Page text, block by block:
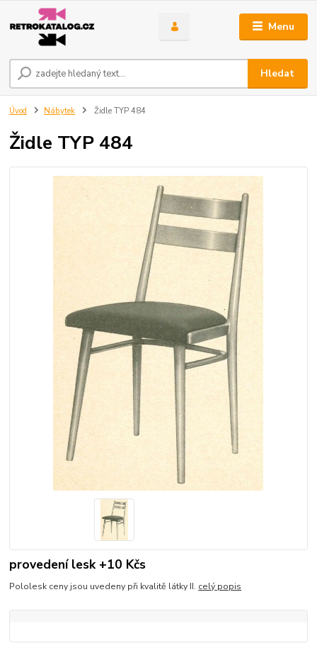
Menu
Hledat
Úvod Nábytek Židle TYP 484
Židle TYP 484
provedení lesk +10 Kčs
Pololesk ceny jsou uvedeny při kvalitě látky II. celý popis